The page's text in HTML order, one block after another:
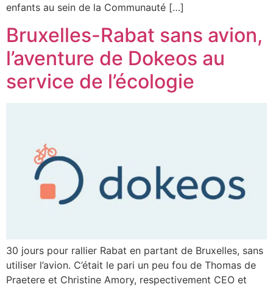
enfants au sein de la Communauté […]
Bruxelles-Rabat sans avion,
l’aventure de Dokeos au
service de l’écologie
30 jours pour rallier Rabat en partant de Bruxelles, sans
utiliser l’avion. C’était le pari un peu fou de Thomas de
Praetere et Christine Amory, respectivement CEO et